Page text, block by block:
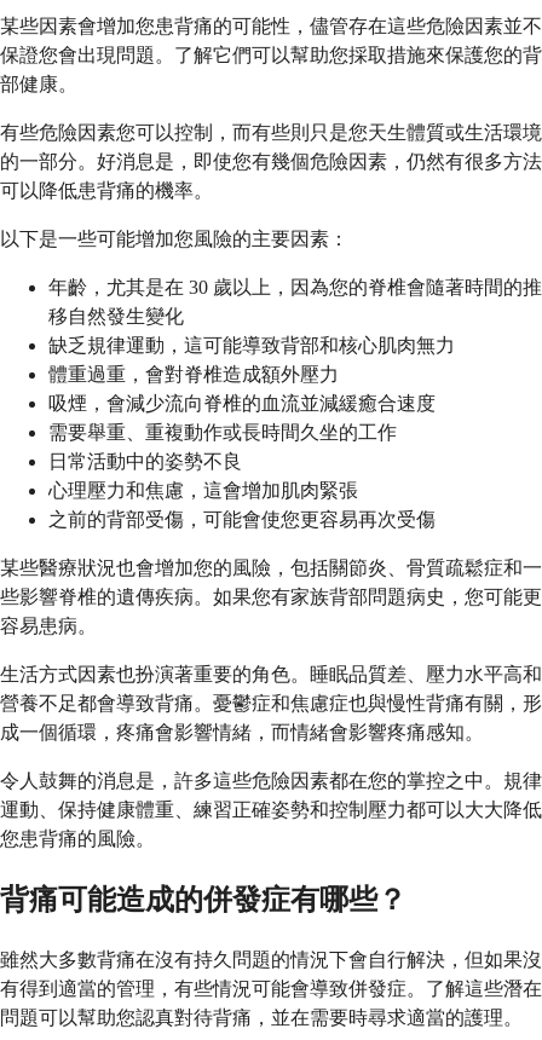
某些因素會增加您患背痛的可能性，儘管存在這些危險因素並不
保證您會出現問題。了解它們可以幫助您採取措施來保護您的背
部健康。
有些危險因素您可以控制，而有些則只是您天生體質或生活環境
的一部分。好消息是，即使您有幾個危險因素，仍然有很多方法
可以降低患背痛的機率。
以下是一些可能增加您風險的主要因素：
年齡，尤其是在 30 歲以上，因為您的脊椎會隨著時間的推
移自然發生變化
缺乏規律運動，這可能導致背部和核心肌肉無力
體重過重，會對脊椎造成額外壓力
吸煙，會減少流向脊椎的血流並減緩癒合速度
需要舉重、重複動作或長時間久坐的工作
日常活動中的姿勢不良
心理壓力和焦慮，這會增加肌肉緊張
之前的背部受傷，可能會使您更容易再次受傷
某些醫療狀況也會增加您的風險，包括關節炎、骨質疏鬆症和一
些影響脊椎的遺傳疾病。如果您有家族背部問題病史，您可能更
容易患病。
生活方式因素也扮演著重要的角色。睡眠品質差、壓力水平高和
營養不足都會導致背痛。憂鬱症和焦慮症也與慢性背痛有關，形
成一個循環，疼痛會影響情緒，而情緒會影響疼痛感知。
令人鼓舞的消息是，許多這些危險因素都在您的掌控之中。規律
運動、保持健康體重、練習正確姿勢和控制壓力都可以大大降低
您患背痛的風險。
背痛可能造成的併發症有哪些？
雖然大多數背痛在沒有持久問題的情況下會自行解決，但如果沒
有得到適當的管理，有些情況可能會導致併發症。了解這些潛在
問題可以幫助您認真對待背痛，並在需要時尋求適當的護理。